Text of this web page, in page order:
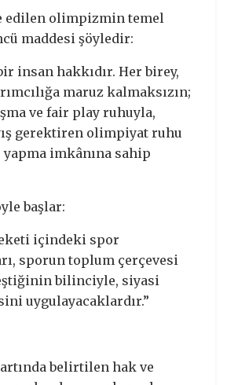
edilen olimpizmin temel
maddesi şöyledir:
insan hakkıdır. Her birey,
maruz kalmaksızın;
ve fair play ruhuyla,
gerektiren olimpiyat ruhu
imkânına sahip
başlar:
içindeki spor
sporun toplum çerçevesi
bilinciyle, siyasi
uygulayacaklardır.”
belirtilen hak ve